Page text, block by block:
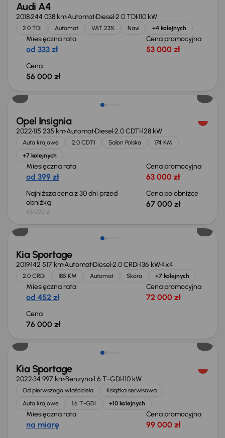
Audi A4
2018244 038 kmAutomatDiesel2.0 TDI110 kW
2.0 TDI Automat VAT 23% Navi +4 kolejnych
Miesięczna rata
od 333 zł
Cena promocyjna
53 000 zł
Cena
56 000 zł
Taniej o 1 000 zł
Opel Insignia
2022115 235 kmAutomatDiesel2.0 CDTI128 kW
Auta krajowe 2.0 CDTI Salon Polska
174 KM
+7 kolejnych
Miesięczna rata
od 399 zł
Cena promocyjna
63 000 zł
Najniższa cena z 30 dni przed
obniżką
68 000 zł
Cena po obniżce
67 000 zł
Kia Sportage
2019142 517 kmAutomatDiesel2.0 CRDi136 kW4x4
2.0 CRDi 185 KM Automat Skóra +7 kolejnych
Miesięczna rata
od 452 zł
Cena promocyjna
72 000 zł
Cena
76 000 zł
Kia Sportage
202234 997 kmBenzyna1.6 T-GDI110 kW
Od pierwszego właściciela
Książka serwisowa
Auta krajowe
1.6 T-GDI +10 kolejnych
Miesięczna rata
na miarę
Cena promocyjna
99 000 zł